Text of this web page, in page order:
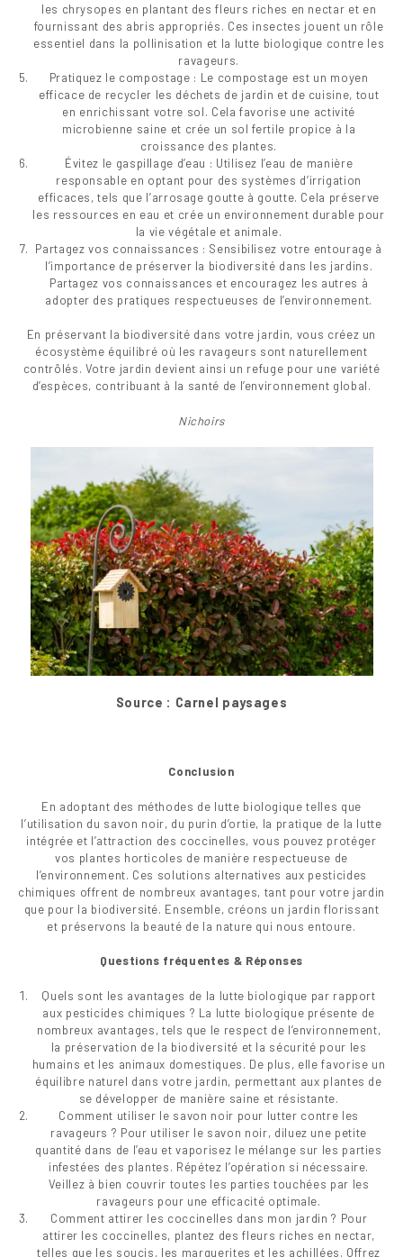
les chrysopes en plantant des fleurs riches en nectar et en
fournissant des abris appropriés. Ces insectes jouent un rôle
essentiel dans la pollinisation et la lutte biologique contre les
ravageurs.
Pratiquez le compostage : Le compostage est un moyen
efficace de recycler les déchets de jardin et de cuisine, tout
en enrichissant votre sol. Cela favorise une activité
microbienne saine et crée un sol fertile propice à la
croissance des plantes.
Évitez le gaspillage d’eau : Utilisez l’eau de manière
responsable en optant pour des systèmes d’irrigation
efficaces, tels que l’arrosage goutte à goutte. Cela préserve
les ressources en eau et crée un environnement durable pour
la vie végétale et animale.
Partagez vos connaissances : Sensibilisez votre entourage à
l’importance de préserver la biodiversité dans les jardins.
Partagez vos connaissances et encouragez les autres à
adopter des pratiques respectueuses de l’environnement.
En préservant la biodiversité dans votre jardin, vous créez un
écosystème équilibré où les ravageurs sont naturellement
contrôlés. Votre jardin devient ainsi un refuge pour une variété
d’espèces, contribuant à la santé de l’environnement global.
Nichoirs
Source : Carnel paysages
Conclusion
En adoptant des méthodes de lutte biologique telles que
l’utilisation du savon noir, du purin d’ortie, la pratique de la lutte
intégrée et l’attraction des coccinelles, vous pouvez protéger
vos plantes horticoles de manière respectueuse de
l’environnement. Ces solutions alternatives aux pesticides
chimiques offrent de nombreux avantages, tant pour votre jardin
que pour la biodiversité. Ensemble, créons un jardin florissant
et préservons la beauté de la nature qui nous entoure.
Questions fréquentes & Réponses
Quels sont les avantages de la lutte biologique par rapport
aux pesticides chimiques ? La lutte biologique présente de
nombreux avantages, tels que le respect de l’environnement,
la préservation de la biodiversité et la sécurité pour les
humains et les animaux domestiques. De plus, elle favorise un
équilibre naturel dans votre jardin, permettant aux plantes de
se développer de manière saine et résistante.
Comment utiliser le savon noir pour lutter contre les
ravageurs ? Pour utiliser le savon noir, diluez une petite
quantité dans de l’eau et vaporisez le mélange sur les parties
infestées des plantes. Répétez l’opération si nécessaire.
Veillez à bien couvrir toutes les parties touchées par les
ravageurs pour une efficacité optimale.
Comment attirer les coccinelles dans mon jardin ? Pour
attirer les coccinelles, plantez des fleurs riches en nectar,
telles que les soucis, les marguerites et les achillées. Offrez